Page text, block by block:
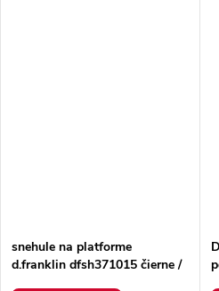
snehule na platforme
d.franklin dfsh371015 čierne /